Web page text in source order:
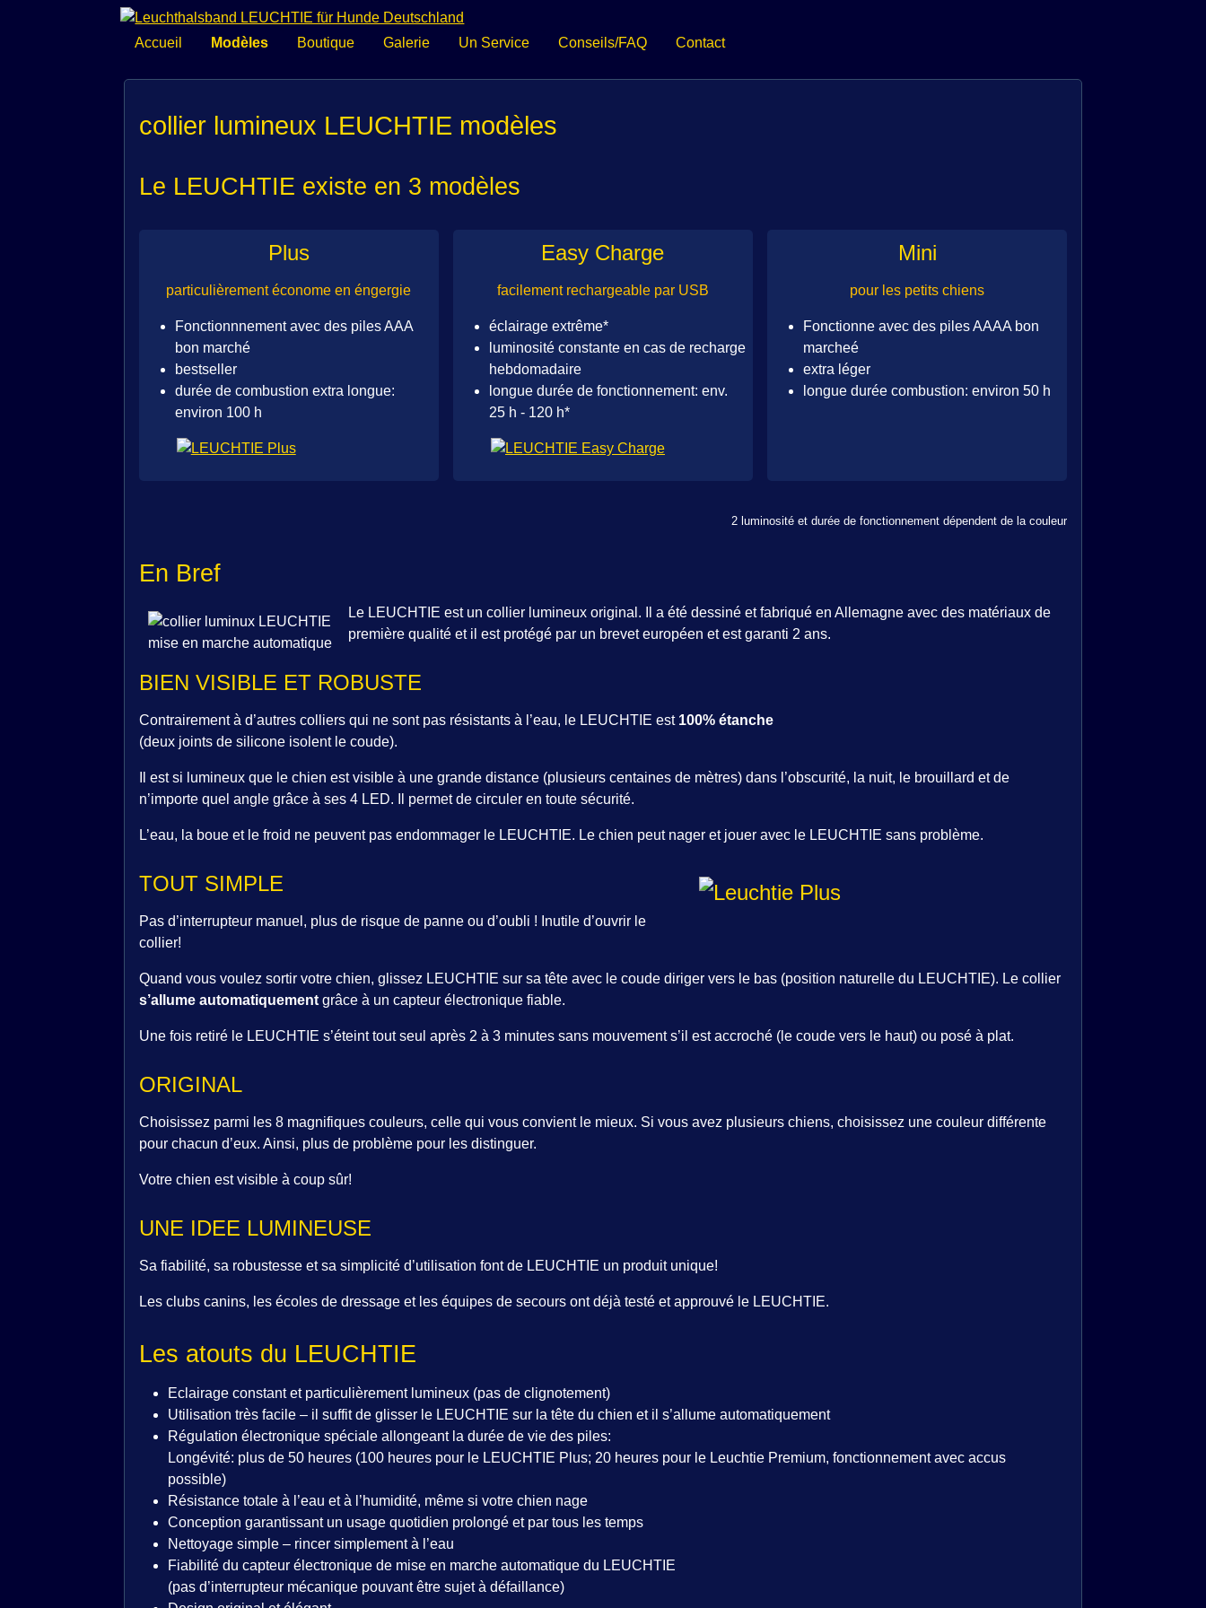
Aller
Accueil Modèles Boutique Galerie Un Service Conseils/FAQ Contact
collier lumineux LEUCHTIE modèles
Le LEUCHTIE existe en 3 modèles
Plus
particulièrement économe en éngergie
Fonctionnnement avec des piles AAA
bon marché
bestseller
durée de combustion extra longue:
environ 100 h
Easy Charge
facilement rechargeable par USB
éclairage extrême*
luminosité constante en cas de recharge
hebdomadaire
longue durée de fonctionnement: env.
25 h - 120 h*
Mini
pour les petits chiens
Fonctionne avec des piles AAAA bon
marcheé
extra léger
longue durée combustion: environ 50 h
2 luminosité et durée de fonctionnement dépendent de la couleur
En Bref
Le LEUCHTIE est un collier lumineux original. Il a été dessiné et fabriqué en Allemagne avec des matériaux de
première qualité et il est protégé par un brevet européen et est garanti 2 ans.
BIEN VISIBLE ET ROBUSTE
Contrairement à d’autres colliers qui ne sont pas résistants à l’eau, le LEUCHTIE est 100% étanche
(deux joints de silicone isolent le coude).
Il est si lumineux que le chien est visible à une grande distance (plusieurs centaines de mètres) dans l’obscurité, la nuit, le brouillard et de
n’importe quel angle grâce à ses 4 LED. Il permet de circuler en toute sécurité.
L’eau, la boue et le froid ne peuvent pas endommager le LEUCHTIE. Le chien peut nager et jouer avec le LEUCHTIE sans problème.
TOUT SIMPLE
Pas d’interrupteur manuel, plus de risque de panne ou d’oubli ! Inutile d’ouvrir le
collier!
Quand vous voulez sortir votre chien, glissez LEUCHTIE sur sa tête avec le coude diriger vers le bas (position naturelle du LEUCHTIE). Le collier
s’allume automatiquementgrâce à un capteur électronique fiable.
Une fois retiré le LEUCHTIE s’éteint tout seul après 2 à 3 minutes sans mouvement s’il est accroché (le coude vers le haut) ou posé à plat.
ORIGINAL
Choisissez parmi les 8 magnifiques couleurs, celle qui vous convient le mieux. Si vous avez plusieurs chiens, choisissez une couleur différente
pour chacun d’eux. Ainsi, plus de problème pour les distinguer.
Votre chien est visible à coup sûr!
UNE IDEE LUMINEUSE
Sa fiabilité, sa robustesse et sa simplicité d’utilisation font de LEUCHTIE un produit unique!
Les clubs canins, les écoles de dressage et les équipes de secours ont déjà testé et approuvé le LEUCHTIE.
Les atouts du LEUCHTIE
Eclairage constant et particulièrement lumineux (pas de clignotement)
Utilisation très facile – il suffit de glisser le LEUCHTIE sur la tête du chien et il s’allume automatiquement
Régulation électronique spéciale allongeant la durée de vie des piles:
Longévité: plus de 50 heures (100 heures pour le LEUCHTIE Plus; 20 heures pour le Leuchtie Premium, fonctionnement avec accus
possible)
Résistance totale à l’eau et à l’humidité, même si votre chien nage
Conception garantissant un usage quotidien prolongé et par tous les temps
Nettoyage simple – rincer simplement à l’eau
Fiabilité du capteur électronique de mise en marche automatique du LEUCHTIE
(pas d’interrupteur mécanique pouvant être sujet à défaillance)